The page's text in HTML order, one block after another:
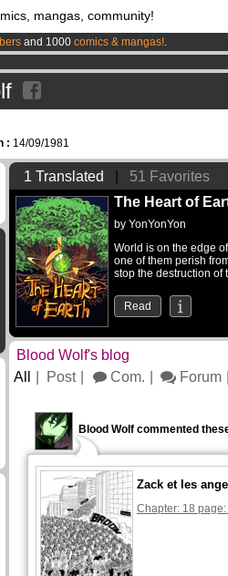
mangas, community!
and 1000 comics & mangas!.
LIVE!.
: 14/09/1981
1 Translated
51 Favorites
The Heart of
by YonYonYon
World is on the edge
one of them perish
stop the destruction of
Read
Blood Wolf's blog
All
Post Com. Forum
Blood Wolf commented
Zack et les
Chapter: 18